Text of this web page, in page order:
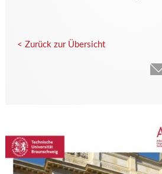
< Zurück zur Übersicht